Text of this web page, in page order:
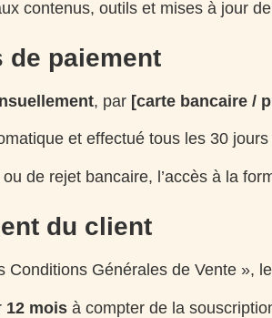
contenus, outils et mises à jour
de paiement
, par [carte bancaire /
et effectué tous les 30
de rejet bancaire, l’accès à la
du client
Conditions Générales de Vente »,
12 mois à compter de la